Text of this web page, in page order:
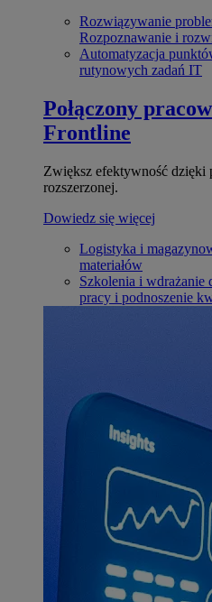
Rozwiązywanie
Rozpoznawanie i
Automatyzacja
rutynowych zadań IT
Połączony
Frontline
Zwiększ efektywność dzięki
rozszerzonej.
Dowiedz się więcej
Logistyka i
materiałów
Szkolenia i wdrażanie
pracy i podnoszenie